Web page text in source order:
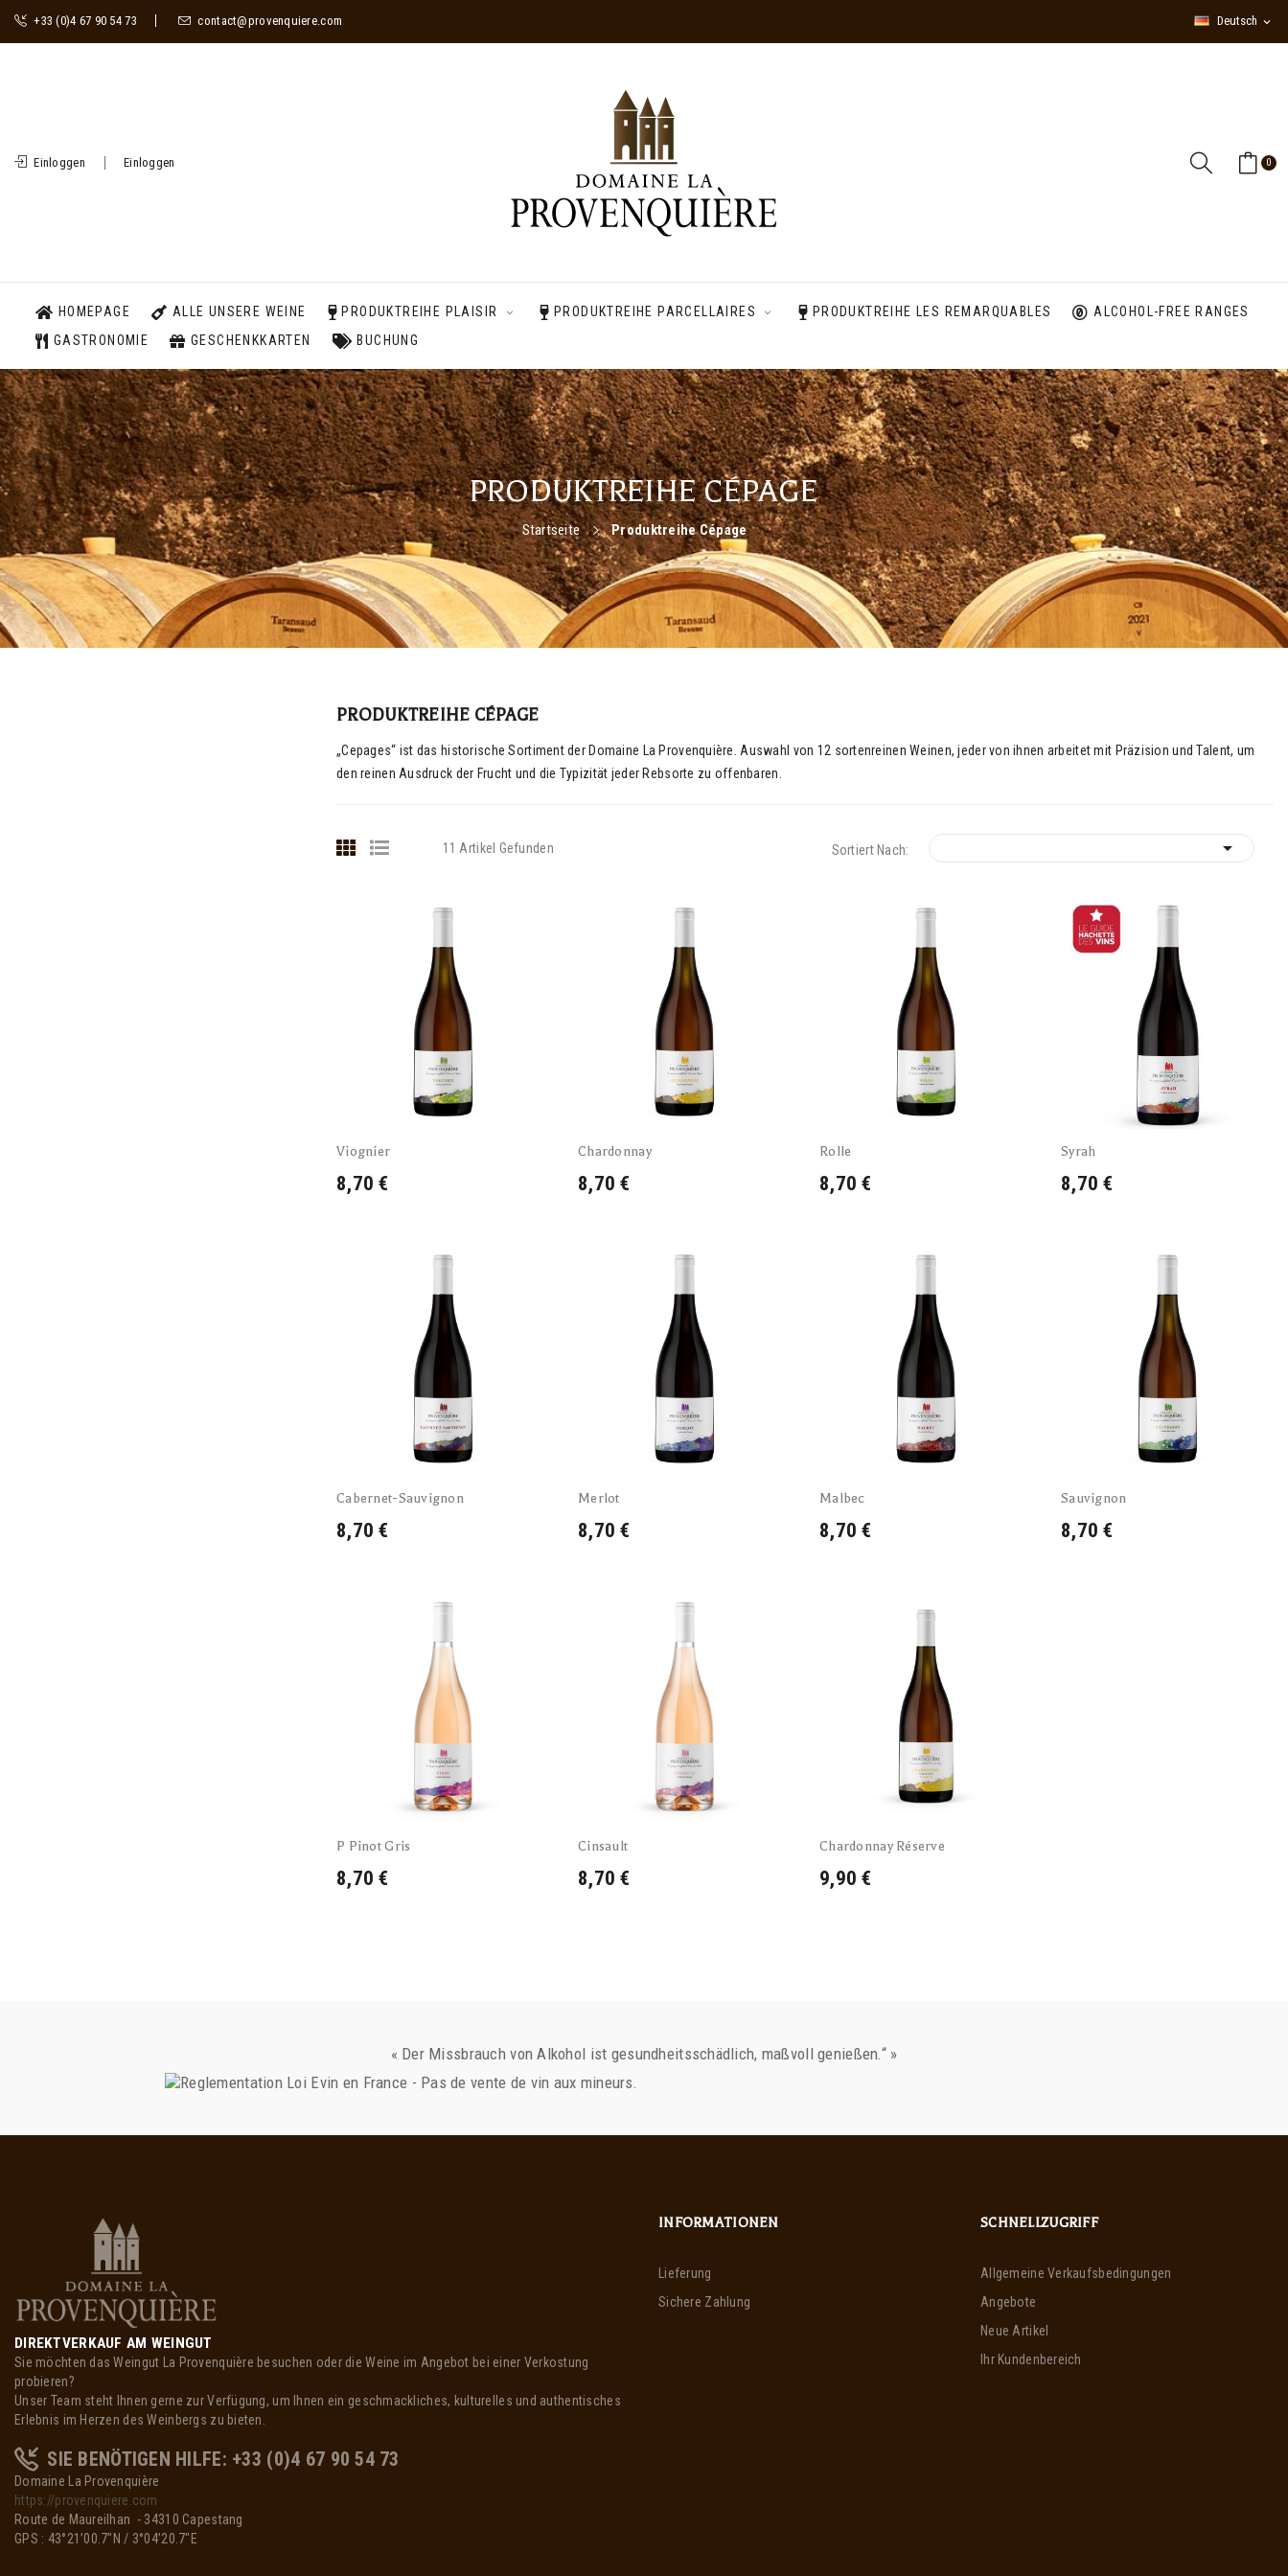
Deutsch expand_more
+33 (0)4 67 90 54 73 contact@provenquiere.com
Einloggen Einloggen 0
HOMEPAGE ALLE UNSERE WEINE PRODUKTREIHE PLAISIR PRODUKTREIHE PARCELLAIRES PRODUKTREIHE LES REMARQUABLES
ALCOHOL-FREE RANGES
GASTRONOMIE
GESCHENKKARTEN BUCHUNG
PRODUKTREIHE CÉPAGE
Startseite Produktreihe Cépage
PRODUKTREIHE CÉPAGE
„Cepages“ ist das historische Sortiment der Domaine La Provenquière. Auswahl von 12 sortenreinen Weinen, jeder von ihnen arbeitet mit Präzision und Talent, um
den reinen Ausdruck der Frucht und die Typizität jeder Rebsorte zu offenbaren.
11 Artikel Gefunden Sortiert Nach: 
Viognier
8,70 €
Chardonnay
8,70 €
Rolle
8,70 €
Syrah
8,70 €
Cabernet-Sauvignon
8,70 €
Merlot
8,70 €
Malbec
8,70 €
Sauvignon
8,70 €
P Pinot Gris
8,70 €
Cinsault
8,70 €
Chardonnay Réserve
9,90 €
« Der Missbrauch von Alkohol ist gesundheitsschädlich, maßvoll genießen.“ »
DIREKTVERKAUF AM WEINGUT
Sie möchten das Weingut La Provenquière besuchen oder die Weine im Angebot bei einer Verkostung
probieren?
Unser Team steht Ihnen gerne zur Verfügung, um Ihnen ein geschmackliches, kulturelles und authentisches
Erlebnis im Herzen des Weinbergs zu bieten.
SIE BENÖTIGEN HILFE: +33 (0)4 67 90 54 73
Domaine La Provenquière
https://provenquiere.com
Route de Maureilhan - 34310 Capestang
GPS : 43°21’00.7″N / 3°04’20.7″E
INFORMATIONEN
Lieferung
Sichere Zahlung
SCHNELLZUGRIFF
Allgemeine Verkaufsbedingungen
Angebote
Neue Artikel
Ihr Kundenbereich